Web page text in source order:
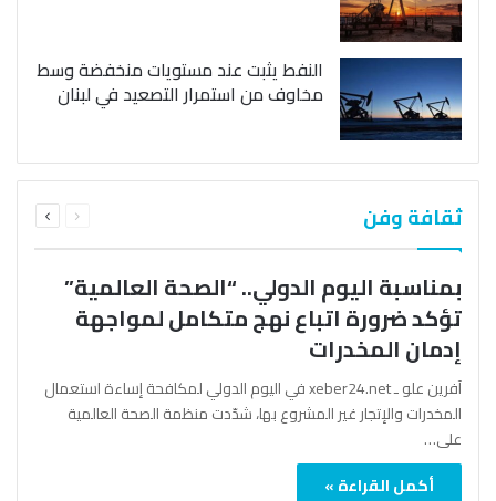
النفط يثبت عند مستويات منخفضة وسط
مخاوف من استمرار التصعيد في لبنان
ثقافة وفن الصفحةالصفحة
بمناسبة اليوم الدولي.. “الصحة العالمية”
تؤكد ضرورة اتباع نهج متكامل لمواجهة
إدمان المخدرات
آفرين علو ـ xeber24.net في اليوم الدولي لمكافحة إساءة استعمال
المخدرات والإتجار غير المشروع بها، شدّدت منظمة الصحة العالمية
على…
أكمل القراءة »